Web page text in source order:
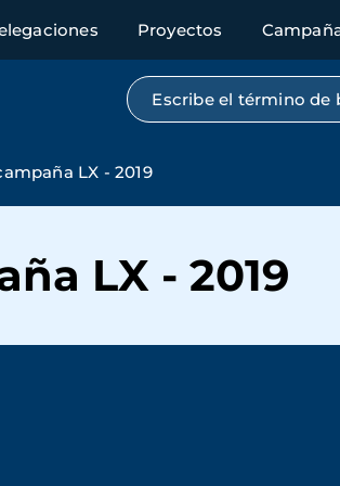
Proyectos
Búsqueda por texto
LX - 2019
LX - 2019